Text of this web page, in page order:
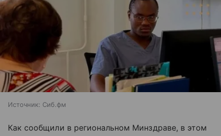
Источник: Сиб.фм
Как сообщили в региональном Минздраве, в этом